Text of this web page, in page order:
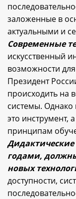
заложенные в
актуальными и
Современные
искусственный
возможности
Президент
происходить на
системы.
это инструмент,
принципам
годами,
новых
доступности,